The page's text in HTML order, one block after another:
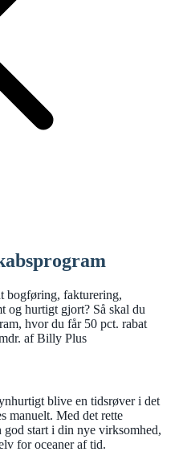
bogføring, fakturering,
og hurtigt gjort? Så skal du
hvor du får 50 pct. rabat
af Billy Plus
blive en tidsrøver i det
manuelt. Med det rette
god start i din nye virksomhed,
for oceaner af tid.